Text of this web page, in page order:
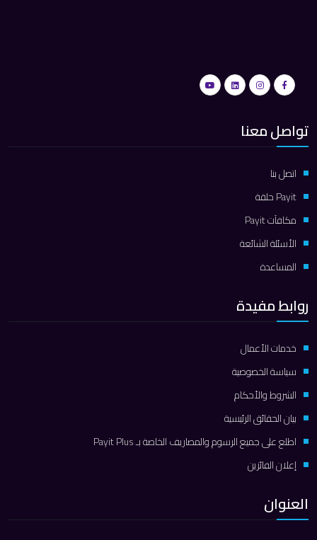
تواصل معنا
اتصل بنا
Payit حلقة
مكافآت Payit
الأسئلة الشائعة
المساعدة
روابط مفيدة
خدمات الأعمال
سياسة الخصوصية
الشروط والأحكام
بيان الحقائق الرئيسية
اطلع على جميع الرسوم والمصاريف الخاصة بـ Payit Plus
إعلان الفائزين
العنوان